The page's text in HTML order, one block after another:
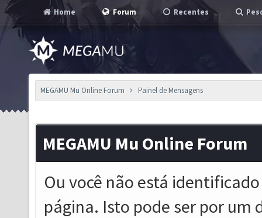
Home Forum Recentes
MEGAMU Mu Online Forum Painel de Mensagens
MEGAMU Mu Online Forum
Ou você não está
página. Isto pode ser por um